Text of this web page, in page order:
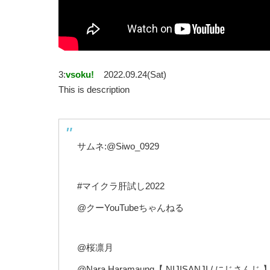
3:vsoku!
2022.09.24(Sat)
This is description
サムネ:@Siwo_0929
#マイクラ肝試し2022
@クーYouTubeちゃんねる
@桜凛月